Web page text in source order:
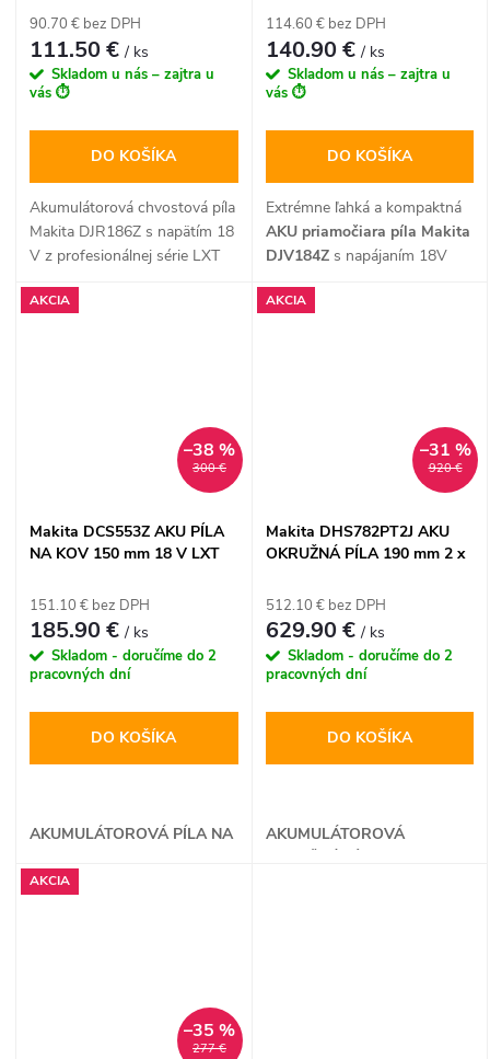
pracovnej plochy a dodáva sa
s pílovým kotúčom a
paralelným dorazom v balení
bez akumulátora a nabíjačky.
motorová brzda. Píla je
dodávaná bez akumulátora a
nabíjačky.
90.70 € bez DPH
111.50 €/ ks
Skladom u nás – zajtra u
vás ⏱️
DO KOŠÍKA
Akumulátorová chvostová píla
Makita DJR186Z s napätím 18
V z profesionálnej série LXT
konštrukčné riešenie pre
beznástrojovej výmene plátku
a motorovej brzde je táto
univerzálna priamočiara píla
ideálnym pomocníkom na
náročné rezanie dreva, kovu aj
plastov priamo na stavenisku
batérie)
114.60 € bez DPH
140.90 €/ ks
Skladom u nás – zajtra u
vás ⏱️
DO KOŠÍKA
Extrémne ľahká a kompaktná
AKU priamočiara píla Makita
DJV184Zs napájaním 18V
na vyrezávanie výklenkov,
predkmitom, beznástrojovým
rýchloupínacím systémom
nakloniteľnou hliníkovou
základňou do 45°. Píla ponúka
integrované LED osvetlenie s
odfukom pilín pre dokonalý
výhľad na líniu rezu.
AKCIA
300 €
–38 %
Makita DCS553Z AKU PÍLA
NA KOV 150 mm 18 V LXT
151.10 € bez DPH
185.90 €/ ks
Skladom - doručíme do 2
pracovných dní
DO KOŠÍKA
AKUMULÁTOROVÁ PÍLA NA
AKCIA
920 €
–31 %
Makita DHS782PT2J AKU
OKRUŽNÁ PÍLA 190 mm 2 x
512.10 € bez DPH
629.90 €/ ks
Skladom - doručíme do 2
pracovných dní
DO KOŠÍKA
AKUMULÁTOROVÁ
AKCIA
277 €
–35 %